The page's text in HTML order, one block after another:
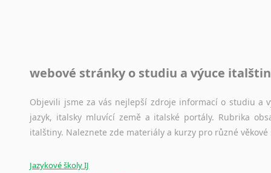
Jazykový korpus je elektronický soubor autentických
původního zdroje textu.
Ostatní pomůcky pro překladatele
poradny a pravidla
webové stránky o studiu a výuce
Objevili jsme za vás nejlepší zdroje informací o studiu a
jazyk, italsky mluvící země a italské portály. Rubrika
italštiny. Naleznete zde materiály a kurzy pro různé věkové
Jazykové školy IJ